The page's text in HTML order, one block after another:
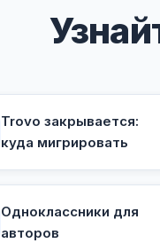
Trovo закрывается:
куда мигрировать
Одноклассники для
авторов